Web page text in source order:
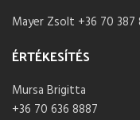
Mayer Zsolt +36 70 387
ÉRTÉKESÍTÉS
Mursa Brigitta
+36 70 636 8887